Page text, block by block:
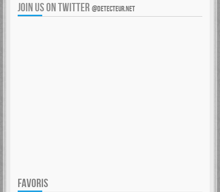
JOIN US ON TWITTER @DETECTEUR.NET
FAVORIS